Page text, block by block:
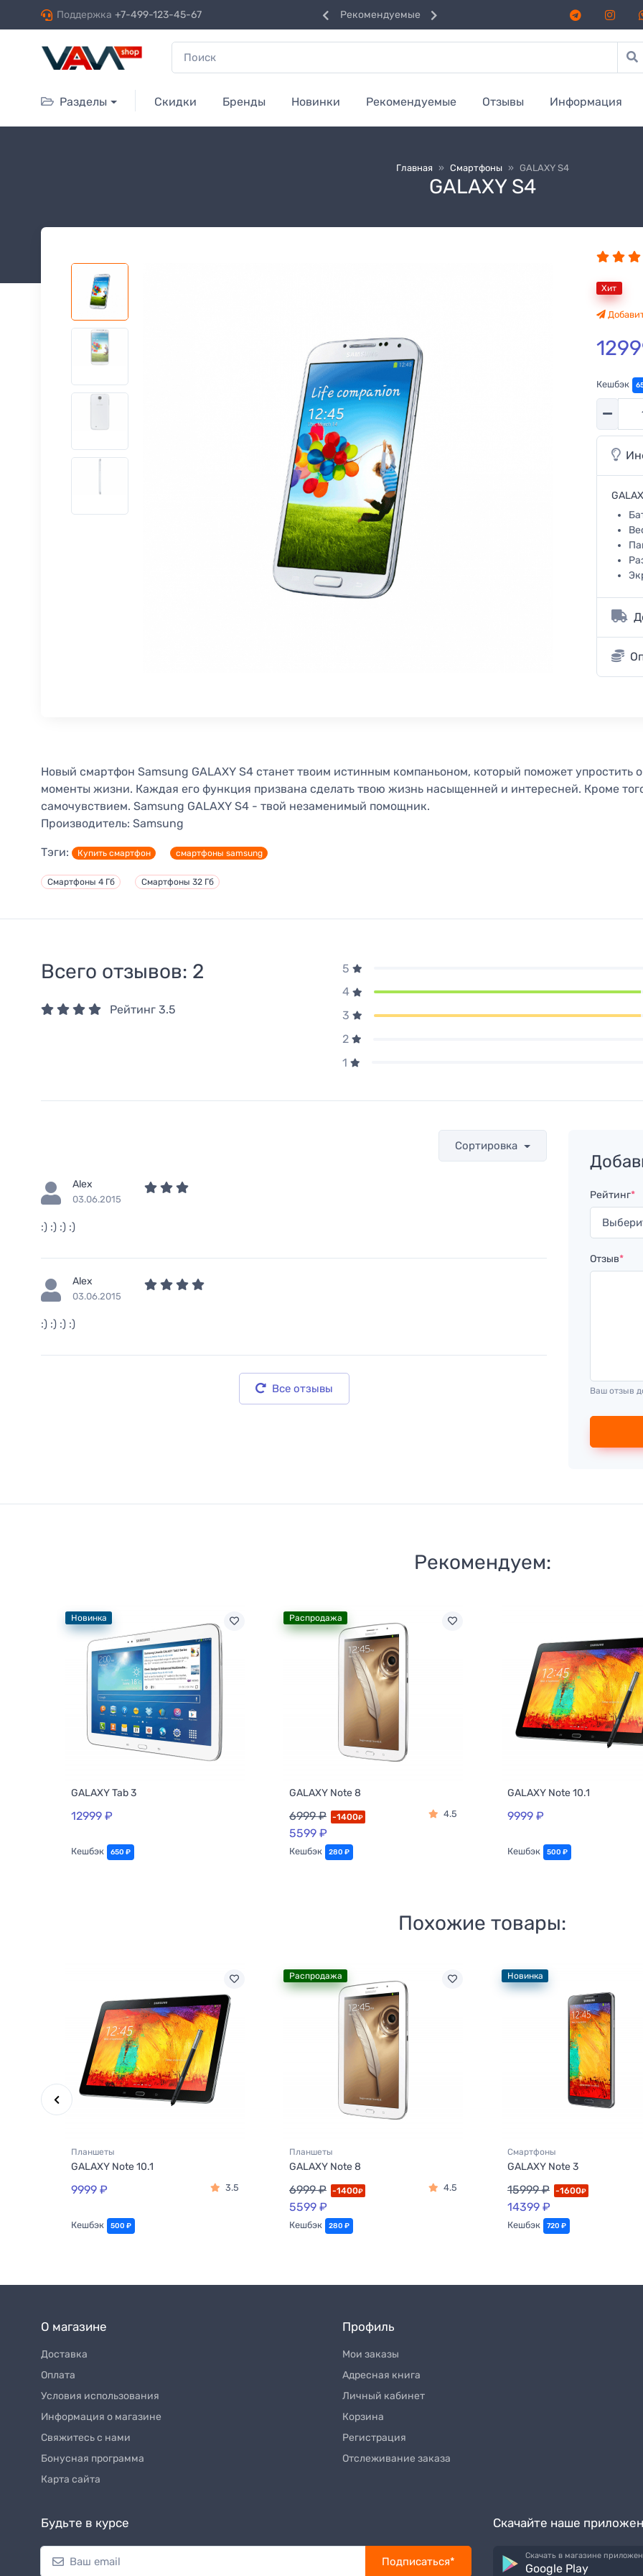
Поддержка +7-499-123-45-67 Рекомендуемые
Разделы Скидки Бренды Новинки Рекомендуемые Отзывы Информация
Главная » Смартфоны » GALAXY S4
GALAXY S4
Хит
Кешбэк
Новый смартфон Samsung GALAXY S4 станет твоим истинным компаньоном, который поможет
моменты жизни. Каждая его функция призвана сделать твою жизнь насыщенней и интересней. Кроме
самочувствием. Samsung GALAXY S4 - твой незаменимый помощник.
Производитель: Samsung
Тэги: Купить смартфон смартфоны samsung
Смартфоны 4 Гб Смартфоны 32 Гб
Всего отзывов: 2
Рейтинг 3.5
5
4
3
2
1
Сортировка
Alex
03.06.2015
:) :) :) :)
Alex
03.06.2015
:) :) :) :)
Все отзывы
Рейтинг*
Отзыв*
Ваш отзыв
Рекомендуем:
Новинка
GALAXY Tab 3
12999 ₽
Кешбэк 650 ₽
Распродажа
GALAXY Note 8
6999 ₽ -1400₽
5599 ₽
4.5
Кешбэк 280 ₽
GALAXY Note 10.1
9999 ₽
Кешбэк 500 ₽
Похожие товары:
Планшеты
GALAXY Note 10.1
9999 ₽ 3.5
Кешбэк 500 ₽
Распродажа
Планшеты
GALAXY Note 8
6999 ₽ -1400₽
5599 ₽
4.5
Кешбэк 280 ₽
Новинка
Смартфоны
GALAXY Note 3
15999 ₽ -1600₽
14399 ₽
Кешбэк 720 ₽
О магазине
Доставка
Оплата
Условия использования
Информация о магазине
Свяжитесь с нами
Бонусная программа
Карта сайта
Профиль
Мои заказы
Адресная книга
Личный кабинет
Корзина
Регистрация
Отслеживание заказа
Будьте в курсе
Подписаться*
Скачайте наше
Скачать в магазине
Google Play